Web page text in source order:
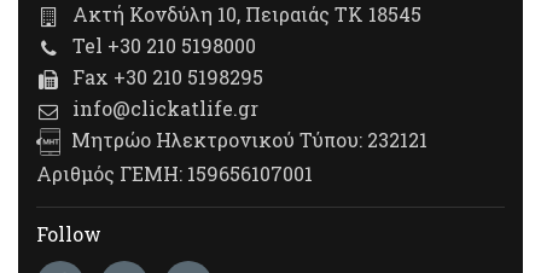
Ακτή Κονδύλη 10, Πειραιάς ΤΚ 18545
Tel +30 210 5198000
Fax +30 210 5198295
info@clickatlife.gr
Μητρώο Ηλεκτρονικού Τύπου: 232121
Αριθμός ΓΕΜΗ: 159656107001
Follow